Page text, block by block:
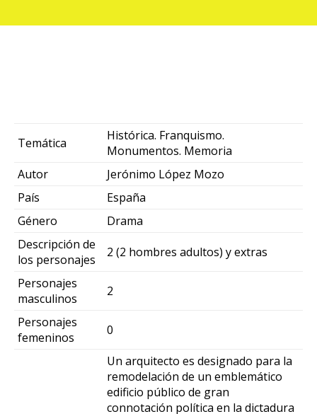
Temática
Histórica. Franquismo.
Monumentos. Memoria
Autor
Jerónimo López Mozo
País
España
Género
Drama
Descripción de
los personajes
2 (2 hombres adultos) y extras
Personajes
masculinos
2
Personajes
femeninos
0
Un arquitecto es designado para la
remodelación de un emblemático
edificio público de gran
connotación política en la dictadura